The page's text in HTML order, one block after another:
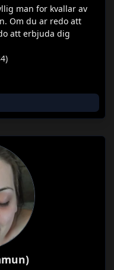
man for kvallar av
Om du ar redo att
att erbjuda dig